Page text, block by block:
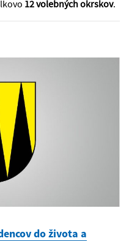
12 volebných okrskov.
do života a